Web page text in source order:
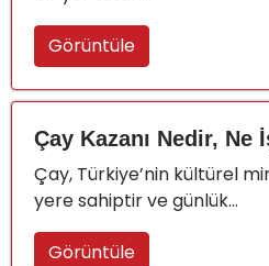
Görüntüle
Çay Kazanı Nedir, Ne
Çay, Türkiye’nin kültürel
yere sahiptir ve günlük...
Görüntüle